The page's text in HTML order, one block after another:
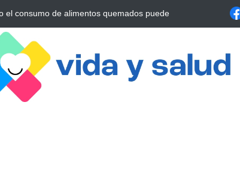
Esencial para Mejorar tu Bienestar La conexión vital